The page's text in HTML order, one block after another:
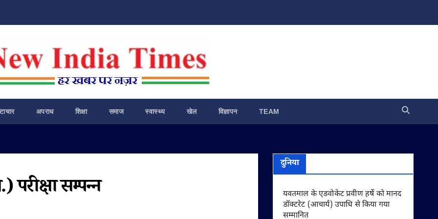
अपराध शिक्षा समाज स्वास्थ्य खेल विज्ञापन TEAM
सम्पन्न
दुनिया
यवतमाल के एडवोकेट प्रवीण हर्षे को मानद
डॉक्टरेट (आचार्य) उपाधि से किया गया
सम्मानित